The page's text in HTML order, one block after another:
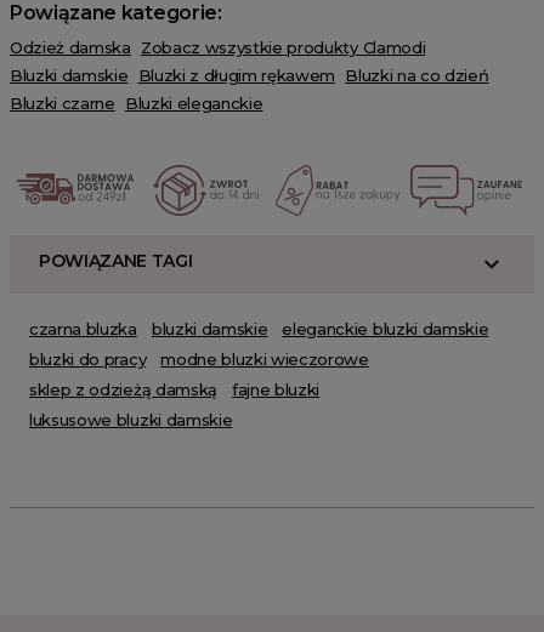
Powiązane kategorie:
Odzież damska
Zobacz wszystkie produkty Clamodi
Bluzki damskie
Bluzki z długim rękawem
Bluzki na co dzień
Bluzki czarne
Bluzki eleganckie
POWIĄZANE TAGI
czarna bluzka bluzki damskie
eleganckie bluzki damskie
bluzki do pracy
modne bluzki wieczorowe
sklep z odzieżą damską
fajne bluzki
luksusowe bluzki damskie